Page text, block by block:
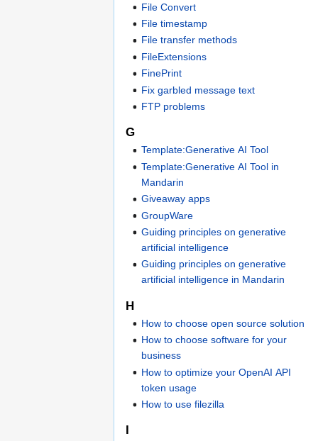
File Convert
File timestamp
File transfer methods
FileExtensions
FinePrint
Fix garbled message text
FTP problems
G
Template:Generative AI Tool
Template:Generative AI Tool in
Mandarin
Giveaway apps
GroupWare
Guiding principles on generative
artificial intelligence
Guiding principles on generative
artificial intelligence in Mandarin
H
How to choose open source solution
How to choose software for your
business
How to optimize your OpenAI API
token usage
How to use filezilla